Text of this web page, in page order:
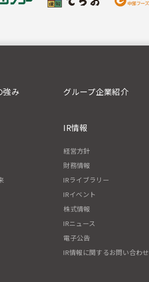
強み グループ企業紹介
IR情報
経営方針
財務情報
IRライブラリー
IRイベント
株式情報
IRニュース
電子公告
IR情報に関するお問い合わせ